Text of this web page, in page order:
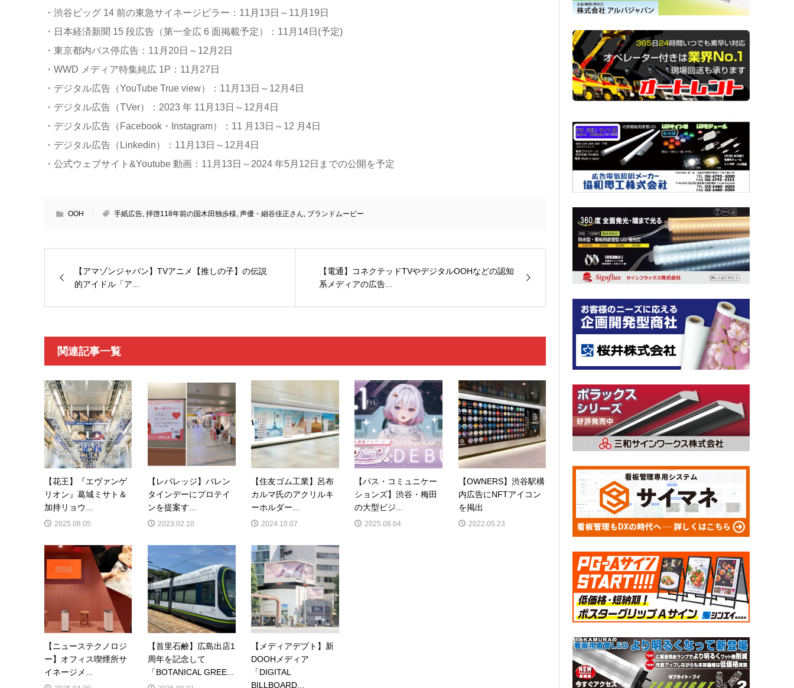
・渋谷ビッグ 14 前の東急サイネージピラー：11月13日～11月19日
・日本経済新聞 15 段広告（第一全広 6 面掲載予定）：11月14日(予定)
・東京都内バス停広告：11月20日～12月2日
・WWD メディア特集純広 1P：11月27日
・デジタル広告（YouTube True view）：11月13日～12月4日
・デジタル広告（TVer）：2023 年 11月13日～12月4日
・デジタル広告（Facebook・Instagram）：11 月13日～12 月4日
・デジタル広告（Linkedin）：11月13日～12月4日
・公式ウェブサイト&Youtube 動画：11月13日～2024 年5月12日までの公開を予定
OOH 手紙広告, 拝啓118年前の国木田独歩様, 声優・細谷佳正さん, ブランドムービー
【アマゾンジャパン】TVアニメ【推しの子】の伝説
的アイドル「ア...
【電通】コネクテッドTVやデジタルOOHなどの認知
系メディアの広告...
関連記事一覧
【花王】『エヴァンゲ
リオン』葛城ミサト＆
加持リョウ...
2025.08.05
【レバレッジ】バレン
タインデーにプロテイ
ンを提案す...
2023.02.10
【住友ゴム工業】呂布
カルマ氏のアクリルキ
ーホルダー...
2024.10.07
【パス・コミュニケー
ションズ】渋谷・梅田
の大型ビジ...
2025.08.04
【OWNERS】渋谷駅構
内広告にNFTアイコン
を掲出
2022.05.23
【ニューステクノロジ
ー】オフィス喫煙所サ
イネージメ...
【首里石鹸】広島出店1
周年を記念して
「BOTANICAL GREE...
【メディアデプト】新
DOOHメディア
「DIGITAL
BILLBOARD...